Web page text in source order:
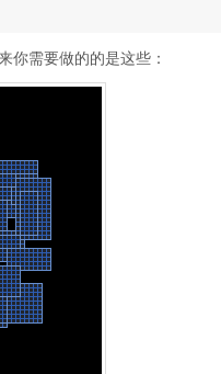
你需要做的的是这些：